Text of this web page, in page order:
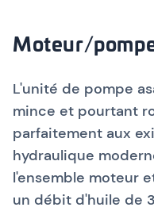
Moteur/
L'unité de pompe
mince et pourtant
parfaitement aux
hydraulique
l'ensemble moteur
un débit d'huile de